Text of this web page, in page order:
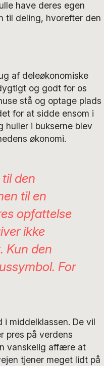
have deres egen
til deling, hvorefter den
af deleøkonomiske
og godt for os
stå og optage plads
for at sidde ensom i
huller i bukserne blev
økonomi.
den
til en
opfattelse
ikke
Kun den
For
middelklassen. De vil
pres på verdens
vanskelig affære at
tjener meget lidt på